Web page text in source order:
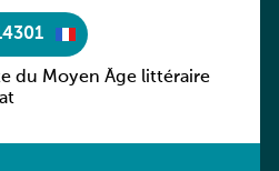
du Moyen Âge littéraire